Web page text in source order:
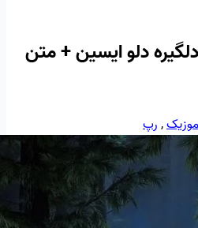
دلو ایسین + متن
موزیک,رپ